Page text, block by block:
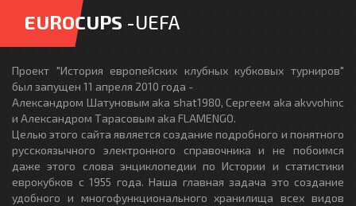
EUROCUPS -UEFA
Проект "История европейских клубных кубковых турниров"
был запущен 11 апреля 2010 года -
Александром Шатуновым aka shat1980, Сергеем aka akvvohinc
и Александром Тарасовым aka FLAMENGO.
Целью этого сайта является создание подробного и понятного
русскоязычного электронного справочника и не побоимся
даже этого слова энциклопедии по Истории и статистики
еврокубков с 1955 года. Наша главная задача это создание
удобного и многофункционального хранилища всех видов